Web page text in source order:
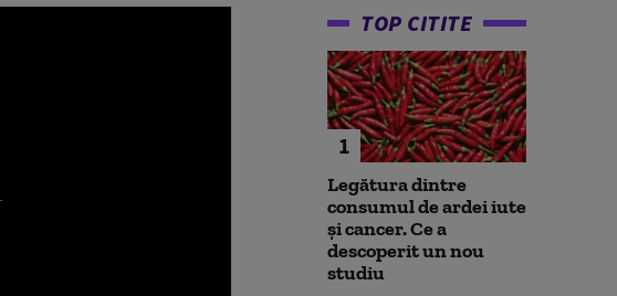
TOP CITITE
1
Legătura dintre
consumul de ardei iute
și cancer. Ce a
descoperit un nou
studiu